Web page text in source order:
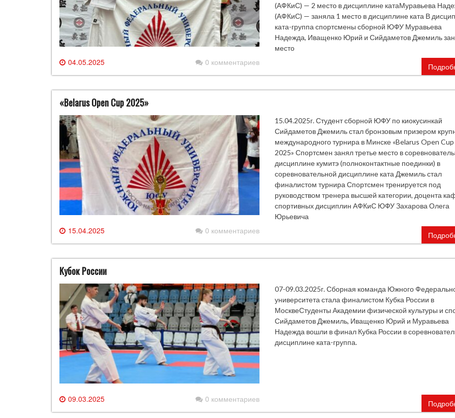
04.05.2025 0 комментариев
(АФКиС) — 2 место в дисциплине катаМуравьева
(АФКиС) — заняла 1 место в дисциплине ката В
ката-группа спортсмены сборной ЮФУ Муравьева
Надежда, Иващенко Юрий и Сийдаметов Джемиль
место
«Belarus Open Cup 2025»
15.04.2025 0 комментариев
15.04.2025г. Студент сборной ЮФУ по киокусинкай
Сийдаметов Джемиль стал бронзовым призером
международного турнира в Минске «Belarus Open Cup
2025» Спортсмен занял третье место в
дисциплине кумитэ (полноконтактные поединки) в
соревновательной дисциплине ката Джемиль стал
финалистом турнира Спортсмен тренируется под
руководством тренера высшей категории, доцента
спортивных дисциплин АФКиС ЮФУ Захарова Олега
Юрьевича
Кубок России
09.03.2025 0 комментариев
07-09.03.2025г. Сборная команда Южного
университета стала финалистом Кубка России в
МосквеСтуденты Академии физической культуры и
Сийдаметов Джемиль, Иващенко Юрий и Муравьева
Надежда вошли в финал Кубка России в
дисциплине ката-группа.